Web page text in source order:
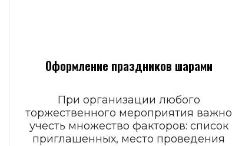
Оформление праздников шарами
При организации любого
торжественного мероприятия важно
учесть множество факторов: список
приглашенных, место проведения